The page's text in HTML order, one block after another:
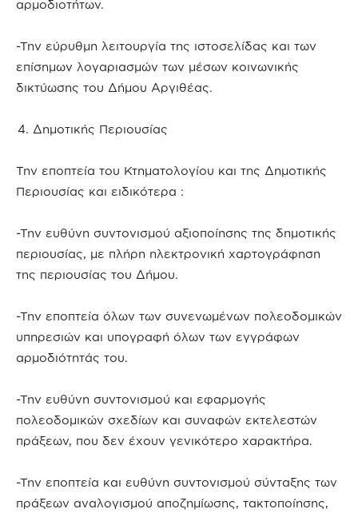
αρμοδιοτήτων.
-Την εύρυθμη λειτουργία της ιστοσελίδας και των
επίσημων λογαριασμών των μέσων κοινωνικής
δικτύωσης του Δήμου Αργιθέας.
Δημοτικής Περιουσίας
Την εποπτεία του Κτηματολογίου και της Δημοτικής
Περιουσίας και ειδικότερα :
-Την ευθύνη συντονισμού αξιοποίησης της δημοτικής
περιουσίας, με πλήρη ηλεκτρονική χαρτογράφηση
της περιουσίας του Δήμου.
-Την εποπτεία όλων των συνενωμένων πολεοδομικών
υπηρεσιών και υπογραφή όλων των εγγράφων
αρμοδιότητάς του.
-Την ευθύνη συντονισμού και εφαρμογής
πολεοδομικών σχεδίων και συναφών εκτελεστών
πράξεων, που δεν έχουν γενικότερο χαρακτήρα.
-Την εποπτεία και ευθύνη συντονισμού σύνταξης των
πράξεων αναλογισμού αποζημίωσης, τακτοποίησης,